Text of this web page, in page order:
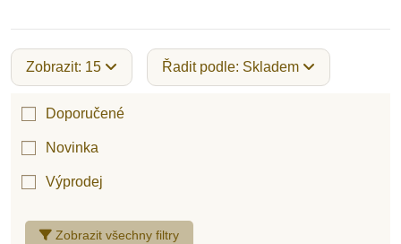
Zobrazit: 15 Řadit podle: Skladem
Zobrazit všechny filtry
Doporučené
Novinka
Výprodej